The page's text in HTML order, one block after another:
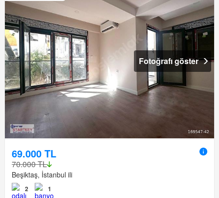
Fotoğrafı göster
69.000 TL
70.000 TL
Beşiktaş, İstanbul ili
2
1